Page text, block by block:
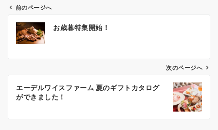
ン
前のページへ
お歳暮特集開始！
次のページへ
エーデルワイスファーム 夏のギフトカタログ
ができました！